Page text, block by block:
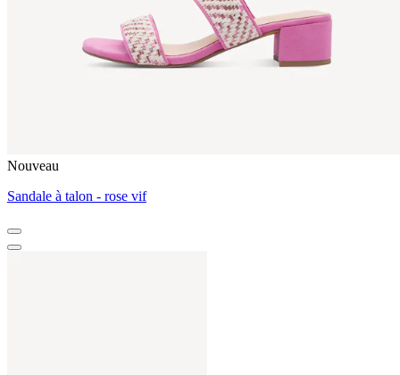
Nouveau
Sandale à talon - rose vif